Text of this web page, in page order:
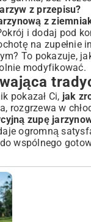
z przepisu?
z
i dodaj pod
na zupełnie
? To pokazuje,
modyfikować.
pokazał Ci, jak
rozgrzewa w
zupę
ogromną
wspólnego